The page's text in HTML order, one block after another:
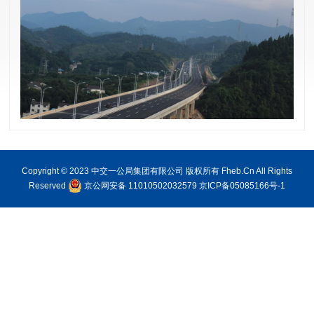
Copyright © 2023 中交一公局集团有限公司 版权所有 Fheb.Cn All Rights
Reserved
京公网安备 11010502032579 京ICP备05085166号-1